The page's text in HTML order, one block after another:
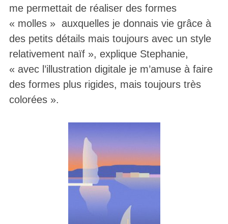
me permettait de réaliser des formes
« molles » auxquelles je donnais vie grâce à
des petits détails mais toujours avec un style
relativement naïf », explique Stephanie,
« avec l’illustration digitale je m’amuse à faire
des formes plus rigides, mais toujours très
colorées ».